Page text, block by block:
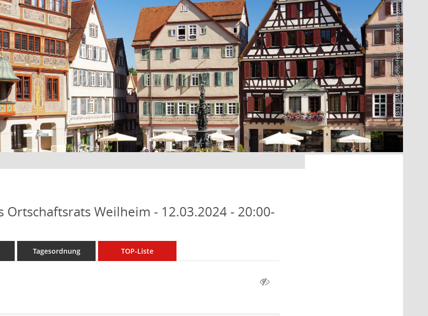
Bild: @Manuel Schönfeld – stock.adobe.com
Ortschaftsrats Weilheim - 12.03.2024 - 20:00-
Tagesordnung TOP-Liste